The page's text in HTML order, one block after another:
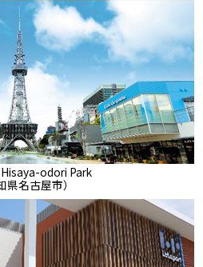
Hisaya-odori Park
県名古屋市）